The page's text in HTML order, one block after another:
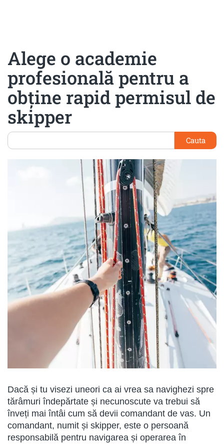
Alege o academie
profesională pentru a
obține rapid permisul de
skipper
Cauta
Dacă și tu visezi uneori ca ai vrea sa navighezi spre
tărâmuri îndepărtate și necunoscute va trebui să
înveți mai întâi cum să devii comandant de vas. Un
comandant, numit și skipper, este o persoană
responsabilă pentru navigarea și operarea în